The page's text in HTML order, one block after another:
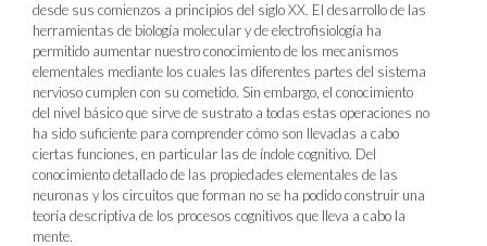
desde sus comienzos a principios del siglo XX. El desarrollo de las
herramientas de biología molecular y de electrofisiología ha
permitido aumentar nuestro conocimiento de los mecanismos
elementales mediante los cuales las diferentes partes del sistema
nervioso cumplen con su cometido. Sin embargo, el conocimiento
del nivel básico que sirve de sustrato a todas estas operaciones no
ha sido suficiente para comprender cómo son llevadas a cabo
ciertas funciones, en particular las de índole cognitivo. Del
conocimiento detallado de las propiedades elementales de las
neuronas y los circuitos que forman no se ha podido construir una
teoría descriptiva de los procesos cognitivos que lleva a cabo la
mente.